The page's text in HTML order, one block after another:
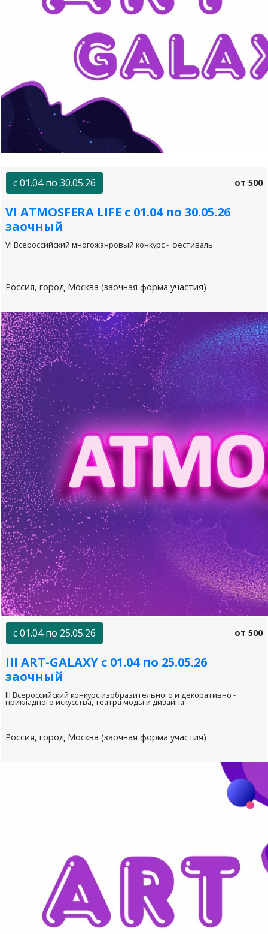
с 01.04 по 30.05.26 от 500
VI АТМОSFERA LIFE с 01.04 по 30.05.26
заочный
VI Всероссийский многожанровый конкурс - фестиваль
Россия, город Москва (заочная форма участия)
с 01.04 по 25.05.26 от 500
III ART-GALAXY с 01.04 по 25.05.26
заочный
III Всероссийский конкурс изобразительного и декоративно -
прикладного искусства, театра моды и дизайна
Россия, город Москва (заочная форма участия)